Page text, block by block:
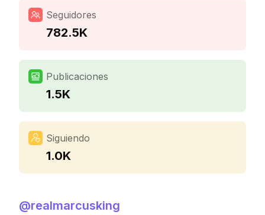
Seguidores
782.5K
Publicaciones
1.5K
Siguiendo
1.0K
@realmarcusking